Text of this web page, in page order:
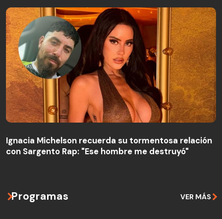
con Sargento Rap: "Ese hombre me destruyó"
Ignacia Michelson recuerda su tormentosa relación
con Sargento Rap: "Ese hombre me destruyó"
Programas VER MÁS